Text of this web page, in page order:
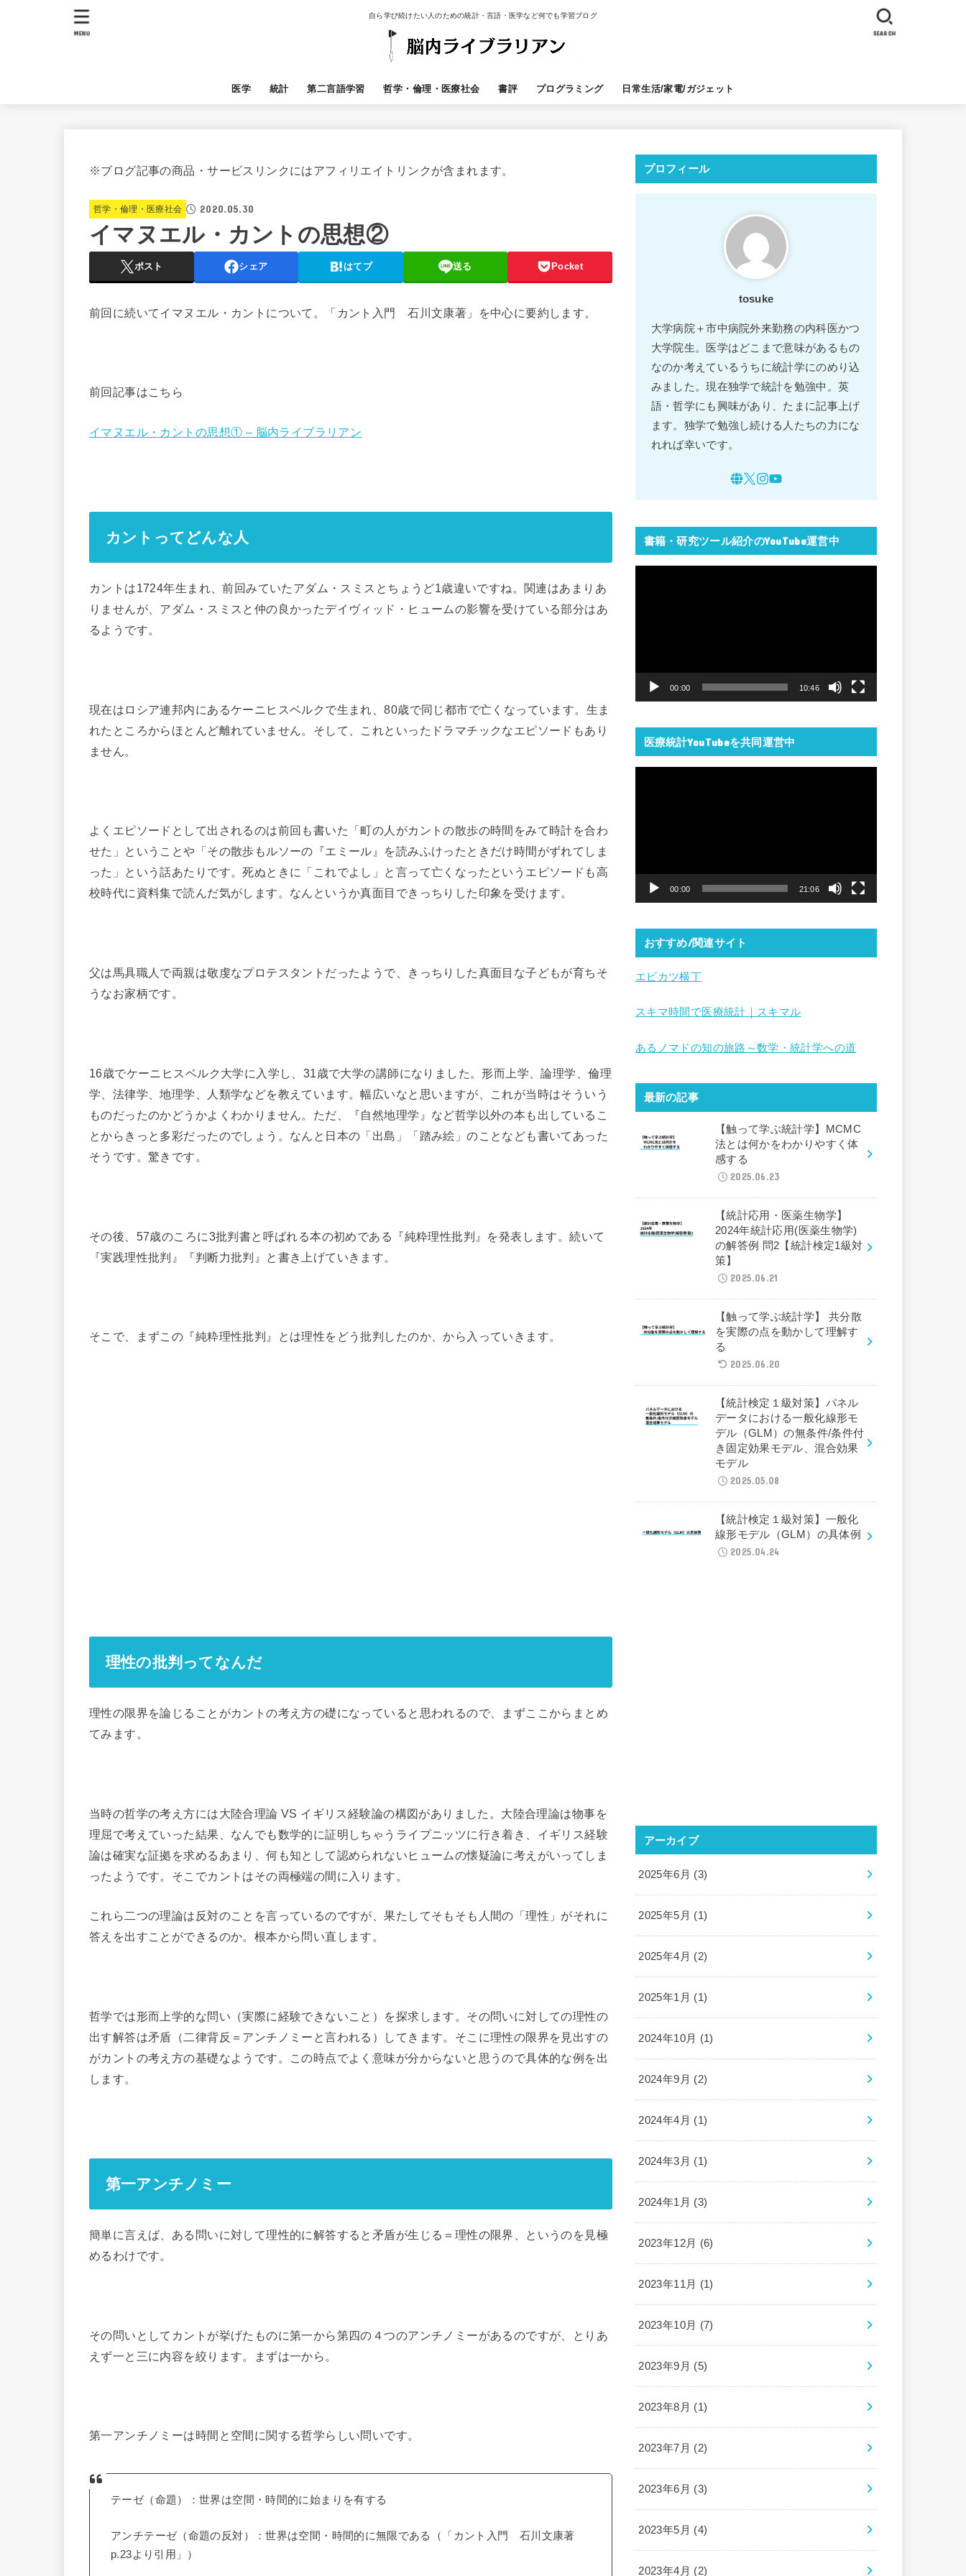
自ら学び続けたい人のための統計・言語・医学など何でも学習ブログ
医学 統計 第二言語学習 哲学・倫理・医療社会 書評 プログラミング 日常生活/家電/ガジェット
SEARCH
MENU
※ブログ記事の商品・サービスリンクにはアフィリエイトリンクが含まれます。
哲学・倫理・医療社会 2020.05.30
イマヌエル・カントの思想②
ポスト シェア はてブ 送る Pocket
前回に続いてイマヌエル・カントについて。「カント入門 石川文康著」を中心に要約します。
前回記事はこちら
イマヌエル・カントの思想① – 脳内ライブラリアン
カントってどんな人
カントは1724年生まれ、前回みていたアダム・スミスとちょうど1歳違いですね。関連はあまりあ
りませんが、アダム・スミスと仲の良かったデイヴィッド・ヒュームの影響を受けている部分はあ
るようです。
現在はロシア連邦内にあるケーニヒスベルクで生まれ、80歳で同じ都市で亡くなっています。生ま
れたところからほとんど離れていません。そして、これといったドラマチックなエピソードもあり
ません。
よくエピソードとして出されるのは前回も書いた「町の人がカントの散歩の時間をみて時計を合わ
せた」ということや「その散歩もルソーの『エミール』を読みふけったときだけ時間がずれてしま
った」という話あたりです。死ぬときに「これでよし」と言って亡くなったというエピソードも高
校時代に資料集で読んだ気がします。なんというか真面目できっちりした印象を受けます。
父は馬具職人で両親は敬虔なプロテスタントだったようで、きっちりした真面目な子どもが育ちそ
うなお家柄です。
16歳でケーニヒスベルク大学に入学し、31歳で大学の講師になりました。形而上学、論理学、倫理
学、法律学、地理学、人類学などを教えています。幅広いなと思いますが、これが当時はそういう
ものだったのかどうかよくわかりません。ただ、『自然地理学』など哲学以外の本も出しているこ
とからきっと多彩だったのでしょう。なんと日本の「出島」「踏み絵」のことなども書いてあった
そうです。驚きです。
その後、57歳のころに3批判書と呼ばれる本の初めである『純粋理性批判』を発表します。続いて
『実践理性批判』『判断力批判』と書き上げていきます。
そこで、まずこの『純粋理性批判』とは理性をどう批判したのか、から入っていきます。
理性の批判ってなんだ
理性の限界を論じることがカントの考え方の礎になっていると思われるので、まずここからまとめ
てみます。
当時の哲学の考え方には大陸合理論 VS イギリス経験論の構図がありました。大陸合理論は物事を
理屈で考えていった結果、なんでも数学的に証明しちゃうライプニッツに行き着き、イギリス経験
論は確実な証拠を求めるあまり、何も知として認められないヒュームの懐疑論に考えがいってしま
ったようです。そこでカントはその両極端の間に入ります。
これら二つの理論は反対のことを言っているのですが、果たしてそもそも人間の「理性」がそれに
答えを出すことができるのか。根本から問い直します。
哲学では形而上学的な問い（実際に経験できないこと）を探求します。その問いに対しての理性の
出す解答は矛盾（二律背反＝アンチノミーと言われる）してきます。そこに理性の限界を見出すの
がカントの考え方の基礎なようです。この時点でよく意味が分からないと思うので具体的な例を出
します。
第一アンチノミー
簡単に言えば、ある問いに対して理性的に解答すると矛盾が生じる＝理性の限界、というのを見極
めるわけです。
その問いとしてカントが挙げたものに第一から第四の４つのアンチノミーがあるのですが、とりあ
えず一と三に内容を絞ります。まずは一から。
第一アンチノミーは時間と空間に関する哲学らしい問いです。
テーゼ（命題）：世界は空間・時間的に始まりを有する
アンチテーゼ（命題の反対）：世界は空間・時間的に無限である（「カント入門 石川文康著
p.23より引用」）
プロフィール
tosuke
大学病院＋市中病院外来勤務の内科医かつ
大学院生。医学はどこまで意味があるもの
なのか考えているうちに統計学にのめり込
みました。現在独学で統計を勉強中。英
語・哲学にも興味があり、たまに記事上げ
ます。独学で勉強し続ける人たちの力にな
れれば幸いです。
書籍・研究ツール紹介のYouTube運営中
ヤ
00:00 10:46
医療統計YouTubeを共同運営中
ヤ
00:00 21:06
おすすめ/関連サイト
エビカツ横丁
スキマ時間で医療統計｜スキマル
あるノマドの知の旅路～数学・統計学への道
最新の記事
【触って学ぶ統計学】MCMC
法とは何かをわかりやすく体
感する
2025.06.23
【統計応用・医薬生物学】
2024年統計応用(医薬生物学)
の解答例 問2【統計検定1級対
策】
2025.06.21
【触って学ぶ統計学】 共分散
を実際の点を動かして理解す
る
2025.06.20
【統計検定１級対策】パネル
データにおける一般化線形モ
デル（GLM）の無条件/条件付
き固定効果モデル、混合効果
モデル
2025.05.08
【統計検定１級対策】一般化
線形モデル（GLM）の具体例
2025.04.24
アーカイブ
2025年6月 (3)
2025年5月 (1)
2025年4月 (2)
2025年1月 (1)
2024年10月 (1)
2024年9月 (2)
2024年4月 (1)
2024年3月 (1)
2024年1月 (3)
2023年12月 (6)
2023年11月 (1)
2023年10月 (7)
2023年9月 (5)
2023年8月 (1)
2023年7月 (2)
2023年6月 (3)
2023年5月 (4)
2023年4月 (2)